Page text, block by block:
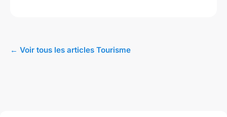
← Voir tous les articles Tourisme